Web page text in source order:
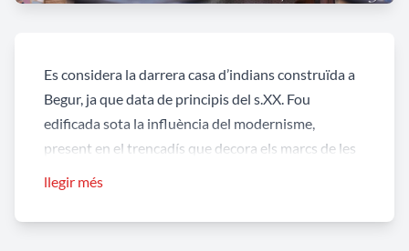
Es considera la darrera casa d’indians construïda a
Begur, ja que data de principis del s.XX. Fou
edificada sota la influència del modernisme,
present en el trencadís que decora els marcs de les
motius militars, com a voluntari.
llegir més